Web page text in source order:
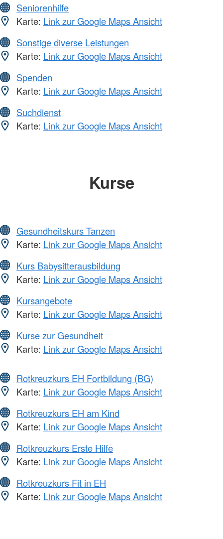
Seniorenhilfe
Karte: Link zur Google Maps Ansicht
Sonstige diverse Leistungen
Karte: Link zur Google Maps Ansicht
Spenden
Karte: Link zur Google Maps Ansicht
Suchdienst
Karte: Link zur Google Maps Ansicht
Kurse
Gesundheitskurs Tanzen
Karte: Link zur Google Maps Ansicht
Kurs Babysitterausbildung
Karte: Link zur Google Maps Ansicht
Kursangebote
Karte: Link zur Google Maps Ansicht
Kurse zur Gesundheit
Karte: Link zur Google Maps Ansicht
Rotkreuzkurs EH Fortbildung (BG)
Karte: Link zur Google Maps Ansicht
Rotkreuzkurs EH am Kind
Karte: Link zur Google Maps Ansicht
Rotkreuzkurs Erste Hilfe
Karte: Link zur Google Maps Ansicht
Rotkreuzkurs Fit in EH
Karte: Link zur Google Maps Ansicht